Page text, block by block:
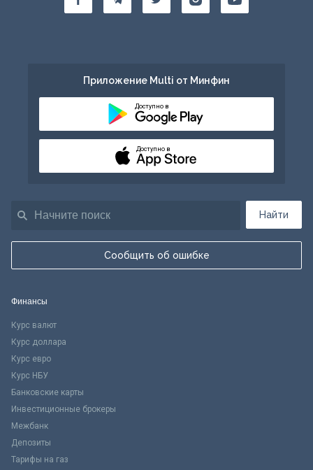
Найти
Сообщить об ошибке
Приложение Multi от Минфин
Доступно в
Доступно в
Финансы
Курс валют
Курс доллара
Курс евро
Курс НБУ
Банковские карты
Инвестиционные брокеры
Межбанк
Депозиты
Тарифы на газ